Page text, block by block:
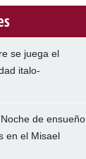
se juega el
italo-
de ensueño
en el Misael